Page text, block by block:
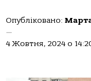
Опубліковано:
—
4 Жовтня, 2024 о